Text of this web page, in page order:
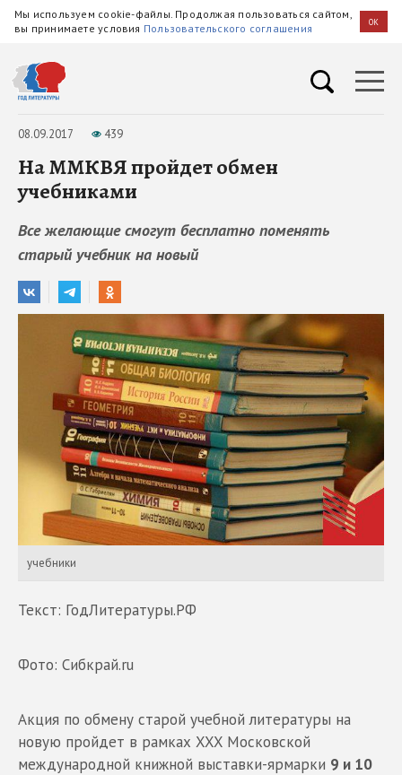
Мы используем cookie-файлы. Продолжая пользоваться сайтом,
вы принимаете условия Пользовательского соглашения OK
08.09.2017 439
На ММКВЯ пройдет обмен
учебниками
Все желающие смогут бесплатно поменять
старый учебник на новый
учебники
Текст: ГодЛитературы.РФ
Фото: Сибкрай.ru
Акция по обмену старой учебной литературы на
новую пройдет в рамках XXX Московской
международной книжной выставки-ярмарки 9 и 10